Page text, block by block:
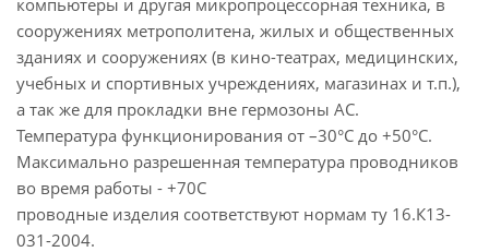
компьютеры и другая микропроцессорная техника, в
сооружениях метрополитена, жилых и общественных
зданиях и сооружениях (в кино-театрах, медицинских,
учебных и спортивных учреждениях, магазинах и т.п.),
а так же для прокладки вне гермозоны АС.
Температура функционирования от –30°С до +50°С.
Максимально разрешенная температура проводников
во время работы - +70С
проводные изделия соответствуют нормам ту 16.К13-
031-2004.